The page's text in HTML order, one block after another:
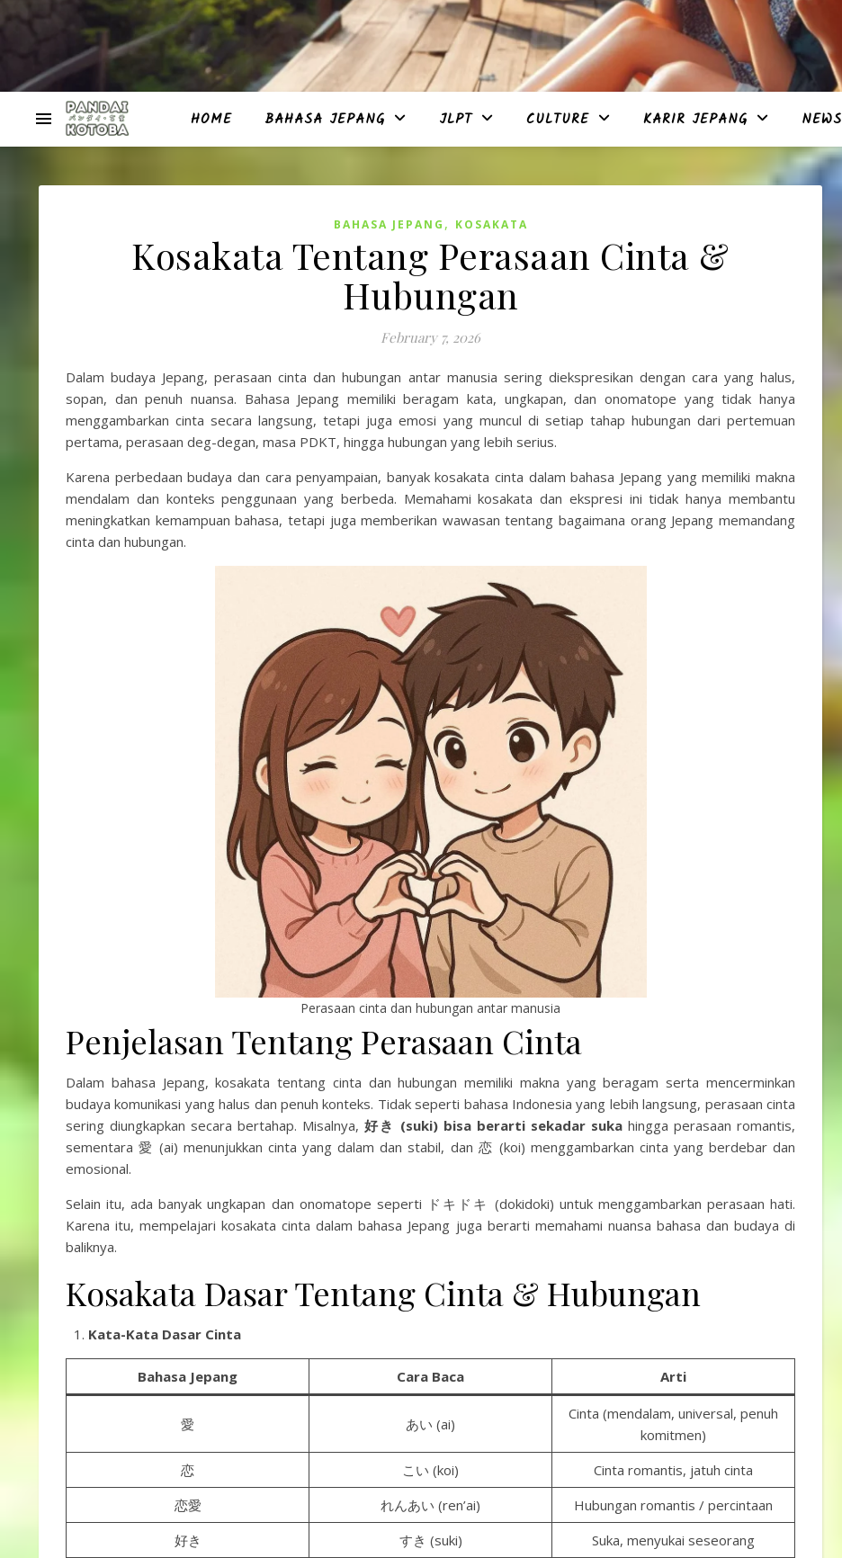
HOME BAHASA JEPANG JLPT CULTURE KARIR JEPANG NEWS
BAHASA JEPANG , KOSAKATA
Kosakata Tentang Perasaan Cinta &
Hubungan
February 7, 2026
Dalam budaya Jepang, perasaan cinta dan hubungan antar manusia sering diekspresikan dengan cara yang halus,
sopan, dan penuh nuansa. Bahasa Jepang memiliki beragam kata, ungkapan, dan onomatope yang tidak hanya
menggambarkan cinta secara langsung, tetapi juga emosi yang muncul di setiap tahap hubungan dari pertemuan
pertama, perasaan deg-degan, masa PDKT, hingga hubungan yang lebih serius.
Karena perbedaan budaya dan cara penyampaian, banyak kosakata cinta dalam bahasa Jepang yang memiliki makna
mendalam dan konteks penggunaan yang berbeda. Memahami kosakata dan ekspresi ini tidak hanya membantu
meningkatkan kemampuan bahasa, tetapi juga memberikan wawasan tentang bagaimana orang Jepang memandang
cinta dan hubungan.
Perasaan cinta dan hubungan antar manusia
Penjelasan Tentang Perasaan Cinta
Dalam bahasa Jepang, kosakata tentang cinta dan hubungan memiliki makna yang beragam serta mencerminkan
budaya komunikasi yang halus dan penuh konteks. Tidak seperti bahasa Indonesia yang lebih langsung, perasaan cinta
sering diungkapkan secara bertahap. Misalnya, 好き (suki) bisa berarti sekadar suka hingga perasaan romantis,
sementara 愛 (ai) menunjukkan cinta yang dalam dan stabil, dan 恋 (koi) menggambarkan cinta yang berdebar dan
emosional.
Selain itu, ada banyak ungkapan dan onomatope seperti ドキドキ (dokidoki) untuk menggambarkan perasaan hati.
Karena itu, mempelajari kosakata cinta dalam bahasa Jepang juga berarti memahami nuansa bahasa dan budaya di
baliknya.
Kosakata Dasar Tentang Cinta & Hubungan
Kata-Kata Dasar Cinta
Bahasa Jepang Cara Baca Arti
愛 あい (ai)
Cinta (mendalam, universal, penuh
komitmen)
恋
こい (koi)
Cinta romantis, jatuh cinta
恋愛
れんあい (ren’ai)
Hubungan romantis / percintaan
好き
すき (suki)
Suka, menyukai seseorang